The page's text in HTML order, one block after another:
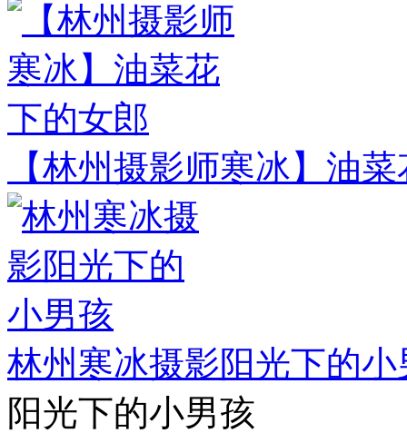
【林州摄影师寒冰】油
林州寒冰摄影阳光下的小
阳光下的小男孩